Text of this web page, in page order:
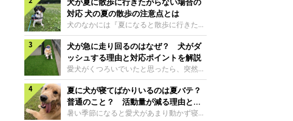
することはありませんか？ 大きく吠える
わけではない分、「不安なの？それとも何
かお願いしているの？」と気になる飼い主
さんもいるかもしれません。今回は、犬が
クーンと鳴く理由や鼻鳴らしの背景、見極
め方と対応のポイントなどについて、いぬ
のきもち獣医師相談室の原 駿太朗先生に
伺いました。クーンと鳴くのはどんな気持
ち？いぬのきもち投稿写真ギャラリー犬が
クーンと小さく鳴くときは、何らかの感情
を伝えようとしている場合があると考えら
対応 犬の夏の散歩の注意点とは
犬のなかには『夏になると散歩に行きたが
らない、歩かなくなる』『暑い季節は散歩
の気配を察すると涼しい部屋から出ようと
しない』など散歩に行きたがらないコもい
るようです。愛犬の運動をさせてあげたい
のに、散歩に行きたがらない。このような
場合はどう対応すればよいのでしょうか？
「愛犬が夏に散歩に行きたがらない場合の
対応」について、いぬのきもち獣医師相談
犬が急に走り回るのはなぜ？ 犬がダ
ッシュする理由と対応ポイントを解説
愛犬がくつろいでいたと思ったら、突然部
屋の中を走り回り始める――そんな様子に
驚いたことはありませんか？ 急な動きに
「何が起きているの？」と戸惑う飼い主さ
んも多いでしょう。落ち着いていたはずな
夏に犬が寝てばかりいるのは夏バテ？
普通のこと？ 活動量が減る理由と対
策とは
暑い季節になると愛犬があまり動かず寝て